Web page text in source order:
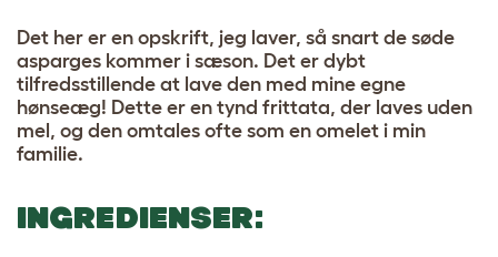
Det her er en opskrift, jeg laver, så snart de søde
asparges kommer i sæson. Det er dybt
tilfredsstillende at lave den med mine egne
hønseæg! Dette er en tynd frittata, der laves uden
mel, og den omtales ofte som en omelet i min
familie.
INGREDIENSER: